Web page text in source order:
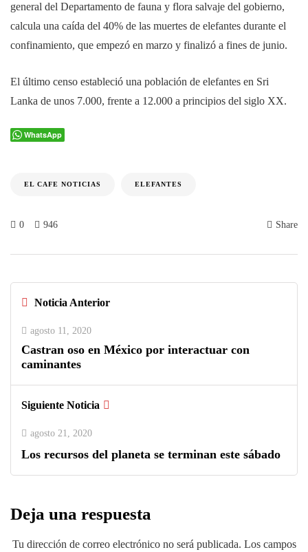
general del Departamento de fauna y flora salvaje del gobierno,
calcula una caída del 40% de las muertes de elefantes durante el
confinamiento, que empezó en marzo y finalizó a fines de junio.
El último censo estableció una población de elefantes en Sri
Lanka de unos 7.000, frente a 12.000 a principios del siglo XX.
WhatsApp
EL CAFE NOTICIAS ELEFANTES
0 946 Share
Noticia Anterior
agosto 11, 2020
Castran oso en México por interactuar con
caminantes
Siguiente Noticia
agosto 21, 2020
Los recursos del planeta se terminan este sábado
Deja una respuesta
Tu dirección de correo electrónico no será publicada. Los campos